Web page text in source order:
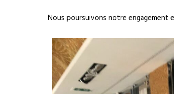
Nous poursuivons notre engagement